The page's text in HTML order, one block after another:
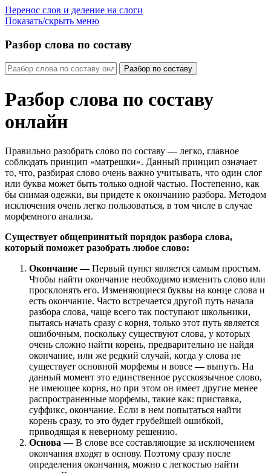
Перенос слов и деление на слоги
Показать/скрыть меню
Разбор слова по составу
Разбор по составу
Разбор слова по составу
онлайн
Правильно разобрать слово по составу—легко, главное
соблюдать принцип «матрешки». Данный принцип означает
то, что, разбирая слово очень важно учитывать, что один слог
или буква может быть только одной частью. Постепенно, как
бы снимая одежки, вы придете к окончанию разбора. Методом
исключения очень легко пользоваться, в том числе в случае
морфемного анализа.
Существует общепринятый порядок разбора слова,
который поможет разобрать любое слово:
Окончание —Первый пункт является самым простым.
Чтобы найти окончание необходимо изменить слово или
просклонять его. Изменяющиеся буквы на конце слова и
есть окончание. Часто встречается другой путь начала
разбора слова, чаще всего так поступают школьники,
пытаясь начать сразу с корня, только этот путь является
ошибочным, поскольку существуют слова, у которых
очень сложно найти корень, предварительно не найдя
окончание, или же редкий случай, когда у слова не
существует основной морфемы и вовсе—вынуть. На
данный момент это единственное русскоязычное слово,
не имеющее корня, но при этом он имеет другие менее
распространенные морфемы, такие как: приставка,
суффикс, окончание. Если в нем попытаться найти
корень сразу, то это будет грубейшей ошибкой,
приводящая к неверному решению.
Основа —В слове все составляющие за исключением
окончания входят в основу. Поэтому сразу после
определения окончания, можно с легкостью найти